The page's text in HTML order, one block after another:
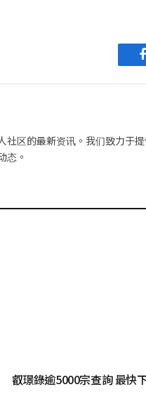
社区的最新资讯。我们致力于
态。
叡璟錄逾5000宗查詢 最快